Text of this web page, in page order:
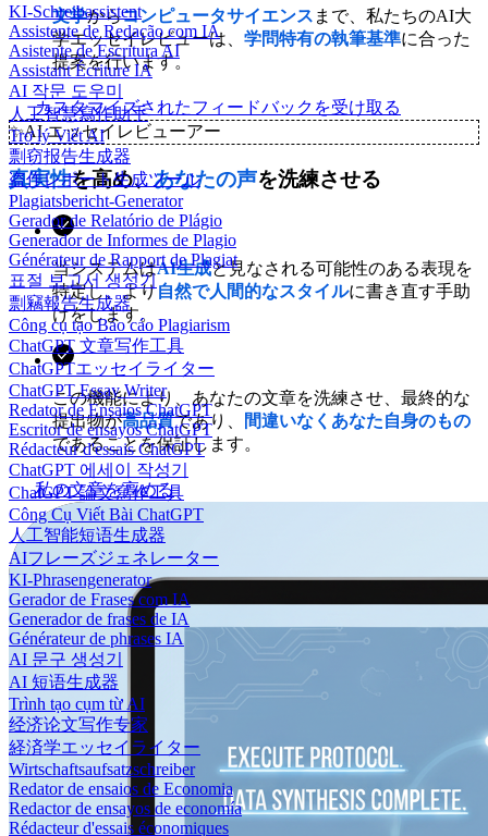
KI-Schreibassistent
Assistente de Redação com IA
Asistente de Escritura AI
Assistant Écriture IA
AI 작문 도우미
人工智慧寫作助手
Trợ lý Viết AI
剽窃报告生成器
盗作レポート生成ツール
Plagiatsbericht-Generator
Gerador de Relatório de Plágio
Generador de Informes de Plagio
Générateur de Rapport de Plagiat
표절 보고서 생성기
剽竊報告生成器
Công cụ tạo Báo cáo Plagiarism
ChatGPT 文章写作工具
ChatGPTエッセイライター
ChatGPT Essay Writer
Redator de Ensaios ChatGPT
Escritor de ensayos ChatGPT
Rédacteur d'essais ChatGPT
ChatGPT 에세이 작성기
ChatGPT 論文寫作工具
Công Cụ Viết Bài ChatGPT
人工智能短语生成器
AIフレーズジェネレーター
KI-Phrasengenerator
Gerador de Frases com IA
Generador de frases de IA
Générateur de phrases IA
AI 문구 생성기
AI 短语生成器
Trình tạo cụm từ AI
经济论文写作专家
経済学エッセイライター
Wirtschaftsaufsatzschreiber
Redator de ensaios de Economia
Redactor de ensayos de economía
Rédacteur d'essais économiques
文学からコンピュータサイエンス まで、私たちのAI大
学エッセイレビューは、 学問特有の執筆基準に合った
提案を行います。
カスタマイズされたフィードバックを受け取る
✨AI エッセイレビューアー
真実性を高め、あなたの声を洗練させる
当システムはAI生成と見なされる可能性のある表現を
特定し、より自然で人間的なスタイルに書き直す手助
けをします。
この機能により、あなたの文章を洗練させ、最終的な
提出物が高品質であり、
間違いなくあなた自身のもの
であることを保証します。
私の文章を高める